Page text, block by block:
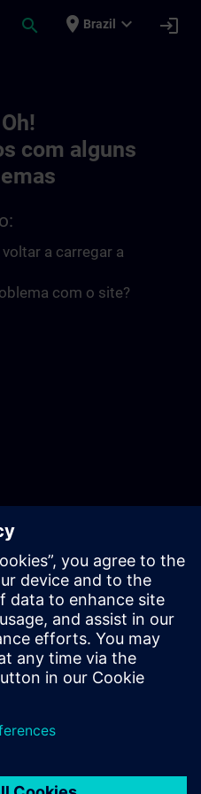
search place Brazil expand_more login
com alguns
a carregar a
com o site?